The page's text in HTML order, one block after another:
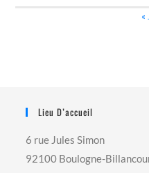
«
Lieu D’accueil
6 rue Jules Simon
92100 Boulogne-